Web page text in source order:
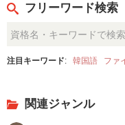
フリーワード検索
注目キーワード: 韓国語 ファ
関連ジャンル